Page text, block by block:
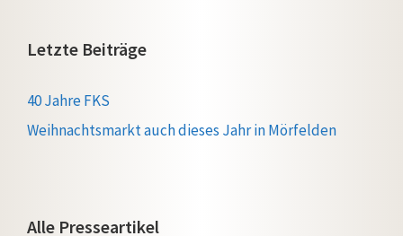
Letzte Beiträge
40 Jahre FKS
Weihnachtsmarkt auch dieses Jahr in Mörfelden
Alle Presseartikel